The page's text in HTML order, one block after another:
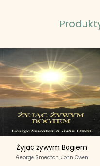
Żyjąc żywym Bogiem
George Smeaton, John Owen